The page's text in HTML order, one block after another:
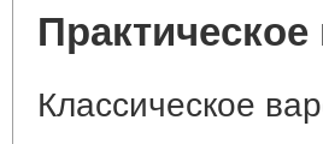
Классическое